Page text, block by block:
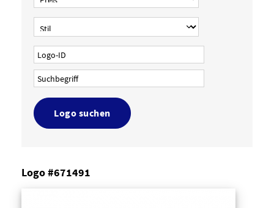
Logo suchen
Logo #671491